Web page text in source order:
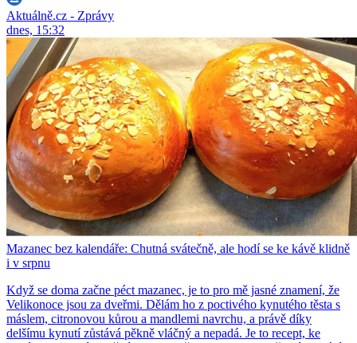
Aktuálně.cz - Zprávy
dnes, 15:32
Mazanec bez kalendáře: Chutná svátečně, ale hodí se ke kávě klidně
i v srpnu
Když se doma začne péct mazanec, je to pro mě jasné znamení, že
Velikonoce jsou za dveřmi. Dělám ho z poctivého kynutého těsta s
máslem, citronovou kůrou a mandlemi navrchu, a právě díky
delšímu kynutí zůstává pěkně vláčný a nepadá. Je to recept, ke